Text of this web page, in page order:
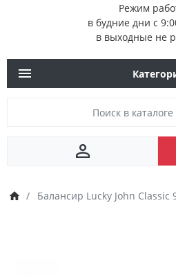
Режим
в будние дни с
в выходные не
Балансир Lucky John Classic